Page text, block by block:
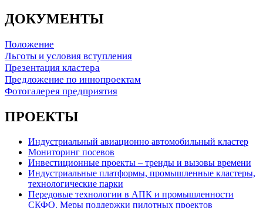
ДОКУМЕНТЫ
Положение
Льготы и условия вступления
Презентация кластера
Предложение по иннопроектам
Фотогалерея предприятия
ПРОЕКТЫ
Индустриальный авиационно автомобильный кластер
Мониторинг посевов
Инвестиционные проекты – тренды и вызовы времени
Индустриальные платформы, промышленные кластеры,
технологические парки
Передовые технологии в АПК и промышленности
СКФО. Меры поддержки пилотных проектов